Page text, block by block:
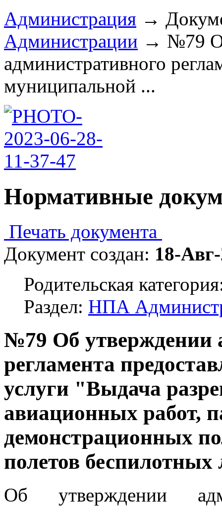
Администрация →
Администрации → №79
административного
муниципальной ...
Нормативные
Печать документа
Документ создан: 18-
Родительская
Раздел: НПА
№79 Об утверждении
регламента
услуги "Выдача
авиационных работ,
демонстрационных
полетов
Об утверждении